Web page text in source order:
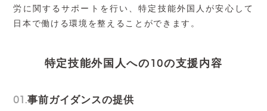
労に関するサポートを行い、特定技能外国人が安心して
日本で働ける環境を整えることができます。
特定技能外国人への10の支援内容
01.事前ガイダンスの提供